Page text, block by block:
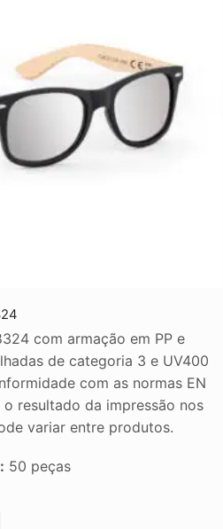
com armação em PP e
de categoria 3 e UV400
com as normas EN
o resultado da impressão nos
variar entre produtos.
50 peças